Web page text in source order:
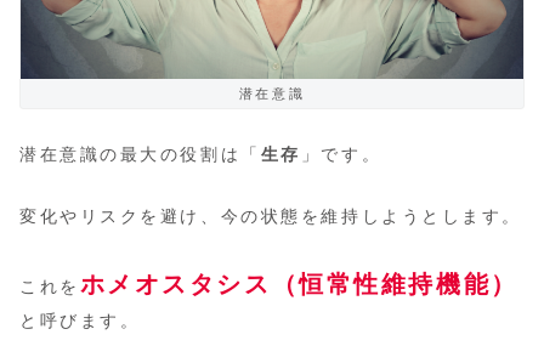
潜在意識
潜在意識の最大の役割は「 生存 」です。
変化やリスクを避け、今の状態を維持しようとします。
これを ホメオスタシス（恒常性維持機能）
と呼びます。